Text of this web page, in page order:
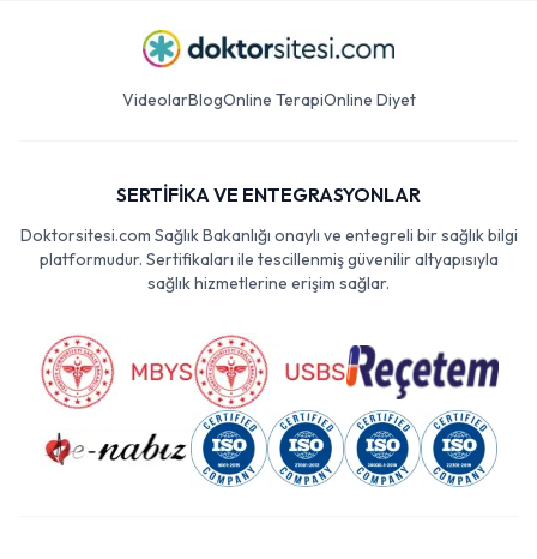
VideolarBlogOnline TerapiOnline Diyet
SERTİFİKA VE ENTEGRASYONLAR
Doktorsitesi.com Sağlık Bakanlığı onaylı ve entegreli bir sağlık bilgi
platformudur. Sertifikaları ile tescillenmiş güvenilir altyapısıyla
sağlık hizmetlerine erişim sağlar.